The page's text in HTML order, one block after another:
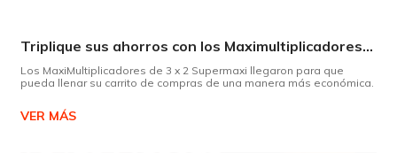
Triplique sus ahorros con los Maximultiplicadores de Supermaxi
Los MaxiMultiplicadores de 3 x 2 Supermaxi llegaron para que
pueda llenar su carrito de compras de una manera más económica.
VER MÁS